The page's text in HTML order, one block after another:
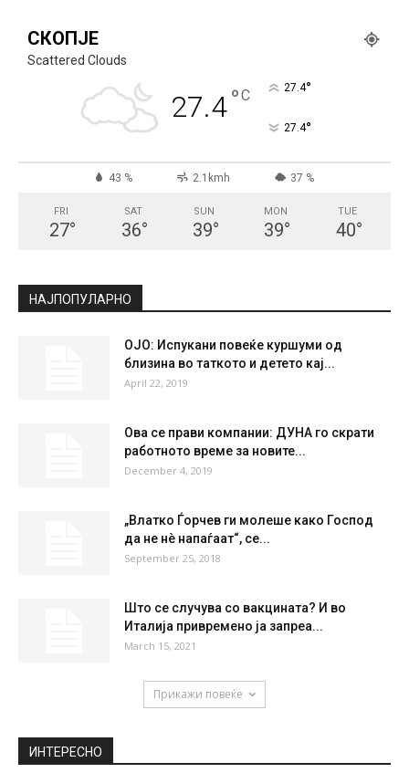
СКОПЈЕ
Scattered Clouds
27.4°C 27.4°
27.4°
43 % 2.1kmh 37 %
FRI
27°
SAT
36°
SUN
39°
MON
39°
TUE
40°
НАЈПОПУЛАРНО
ОЈО: Испукани повеќе куршуми од
близина во таткото и детето кај...
April 22, 2019
Ова се прави компании: ДУНА го скрати
работното време за новите...
December 4, 2019
„Влатко Ѓорчев ги молеше како Господ
да не нè напаѓаат“, се...
September 25, 2018
Што се случува со вакцината? И во
Италија привремено ја запреа...
March 15, 2021
Прикажи повеќе
ИНТЕРЕСНО